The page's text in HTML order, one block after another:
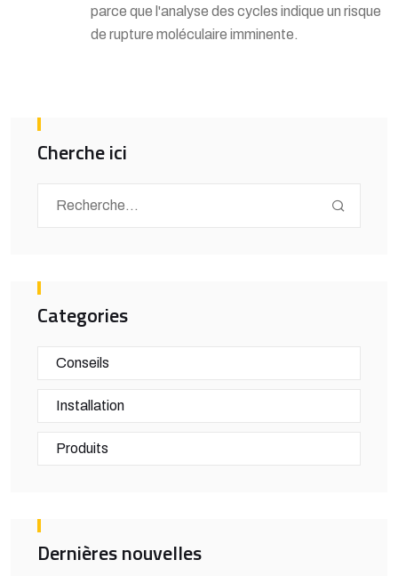
parce que l'analyse des cycles indique un risque
de rupture moléculaire imminente.
Cherche ici
Categories
Conseils
Installation
Produits
Dernières nouvelles